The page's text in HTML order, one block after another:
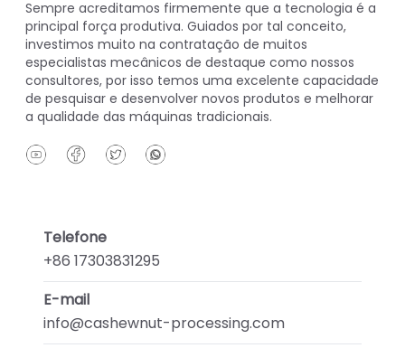
Sempre acreditamos firmemente que a tecnologia é a
principal força produtiva. Guiados por tal conceito,
investimos muito na contratação de muitos
especialistas mecânicos de destaque como nossos
consultores, por isso temos uma excelente capacidade
de pesquisar e desenvolver novos produtos e melhorar
a qualidade das máquinas tradicionais.
Telefone
+86 17303831295
E-mail
info@cashewnut-processing.com